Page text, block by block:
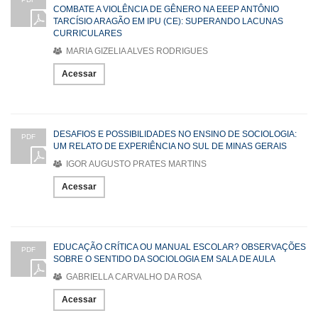
COMBATE A VIOLÊNCIA DE GÊNERO NA EEEP ANTÔNIO
TARCÍSIO ARAGÃO EM IPU (CE): SUPERANDO LACUNAS
CURRICULARES
MARIA GIZELIA ALVES RODRIGUES
Acessar
PDF
DESAFIOS E POSSIBILIDADES NO ENSINO DE SOCIOLOGIA:
UM RELATO DE EXPERIÊNCIA NO SUL DE MINAS GERAIS
IGOR AUGUSTO PRATES MARTINS
Acessar
PDF
EDUCAÇÃO CRÍTICA OU MANUAL ESCOLAR? OBSERVAÇÕES
SOBRE O SENTIDO DA SOCIOLOGIA EM SALA DE AULA
GABRIELLA CARVALHO DA ROSA
Acessar